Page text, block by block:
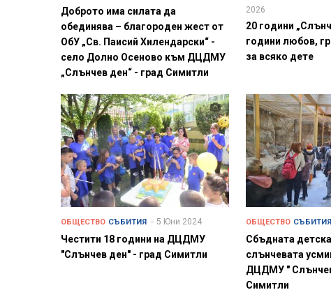
Доброто има силата да
обединява – благороден жест от
ОбУ „Св. Паисий Хилендарски“ -
село Долно Осеново към ДЦДМУ
„Слънчев ден“ - град Симитли
2026
20 години
години любов,
за всяко дете
ОБЩЕСТВО СЪБИТИЯ 5 Юни 2024
Честити 18 години на ДЦДМУ
"Слънчев ден" - град Симитли
ОБЩЕСТВО СЪБИТИЯ
Сбъдната
слънчевата
ДЦДМУ "
Симитли